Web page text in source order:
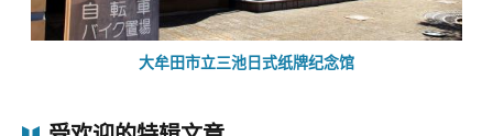
大牟田市立三池日式纸牌纪念馆